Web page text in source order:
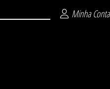
Minha Conta